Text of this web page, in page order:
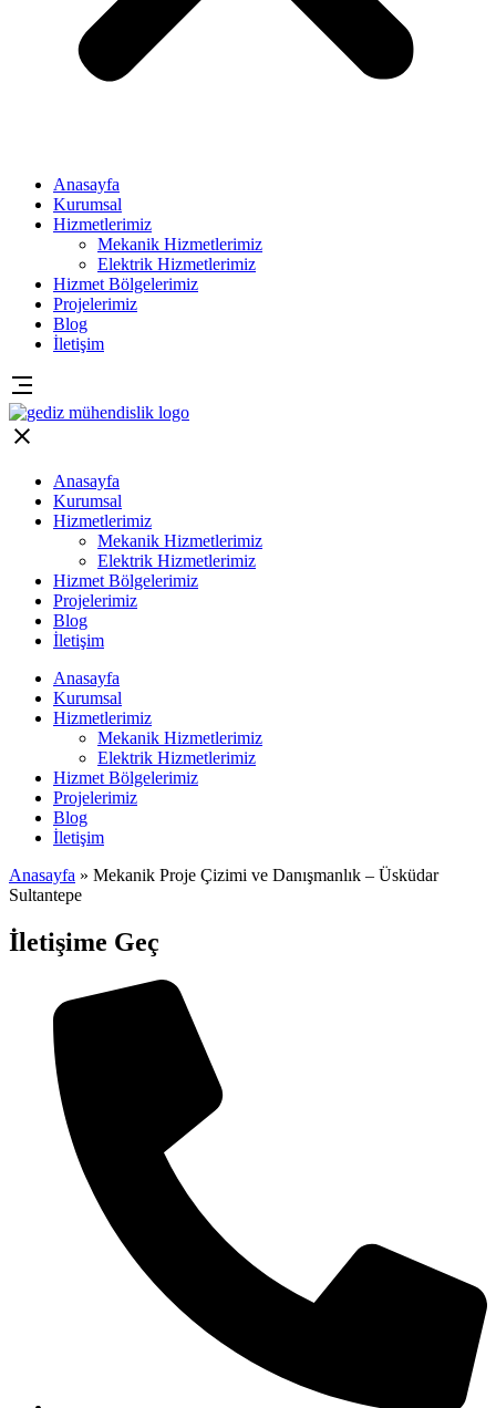
Anasayfa
Kurumsal
Hizmetlerimiz
Mekanik Hizmetlerimiz
Elektrik Hizmetlerimiz
Hizmet Bölgelerimiz
Projelerimiz
Blog
İletişim
Anasayfa
Kurumsal
Hizmetlerimiz
Mekanik Hizmetlerimiz
Elektrik Hizmetlerimiz
Hizmet Bölgelerimiz
Projelerimiz
Blog
İletişim
Anasayfa
Kurumsal
Hizmetlerimiz
Mekanik Hizmetlerimiz
Elektrik Hizmetlerimiz
Hizmet Bölgelerimiz
Projelerimiz
Blog
İletişim
Anasayfa » Mekanik Proje Çizimi ve Danışmanlık – Üsküdar
Sultantepe
İletişime Geç